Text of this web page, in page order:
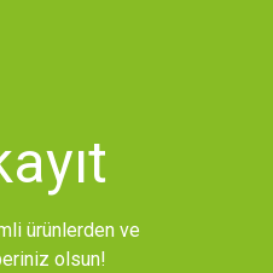
ürünlerden ve
olsun!